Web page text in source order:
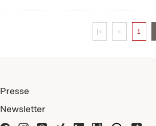
|< < 1
Presse
Newsletter